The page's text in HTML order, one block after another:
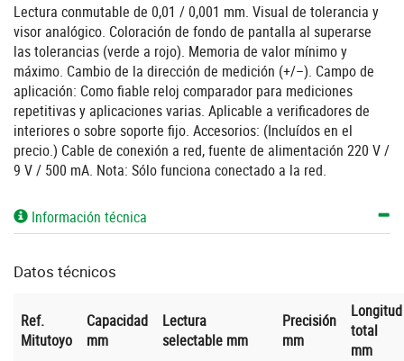
Lectura conmutable de 0,01 / 0,001 mm. Visual de tolerancia y
visor analógico. Coloración de fondo de pantalla al superarse
las tolerancias (verde a rojo). Memoria de valor mínimo y
máximo. Cambio de la dirección de medición (+/–). Campo de
aplicación: Como fiable reloj comparador para mediciones
repetitivas y aplicaciones varias. Aplicable a verificadores de
interiores o sobre soporte fijo. Accesorios: (Incluídos en el
precio.) Cable de conexión a red, fuente de alimentación 220 V /
9 V / 500 mA. Nota: Sólo funciona conectado a la red.
Información técnica
Datos técnicos
Ref.
Mitutoyo
Capacidad
mm
Lectura
selectable mm
Precisión
mm
Longitud
total
mm